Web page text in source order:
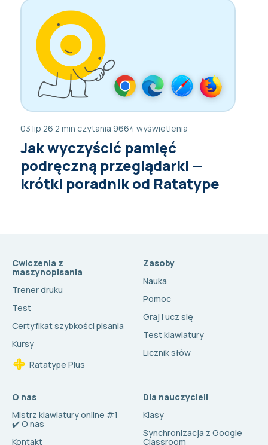
03 lip 26·2 min czytania·9664 wyświetlenia
Jak wyczyścić pamięć
podręczną przeglądarki —
krótki poradnik od Ratatype
Cwiczenia z
maszynopisania
Trener druku
Test
Certyfikat szybkości pisania
Kursy
Ratatype Plus
Zasoby
Nauka
Pomoc
Graj i ucz się
Test klawiatury
Licznik słów
O nas
Mistrz klawiatury online #1
✔️ O nas
Kontakt
Dla nauczycieli
Klasy
Synchronizacja z Google
Classroom